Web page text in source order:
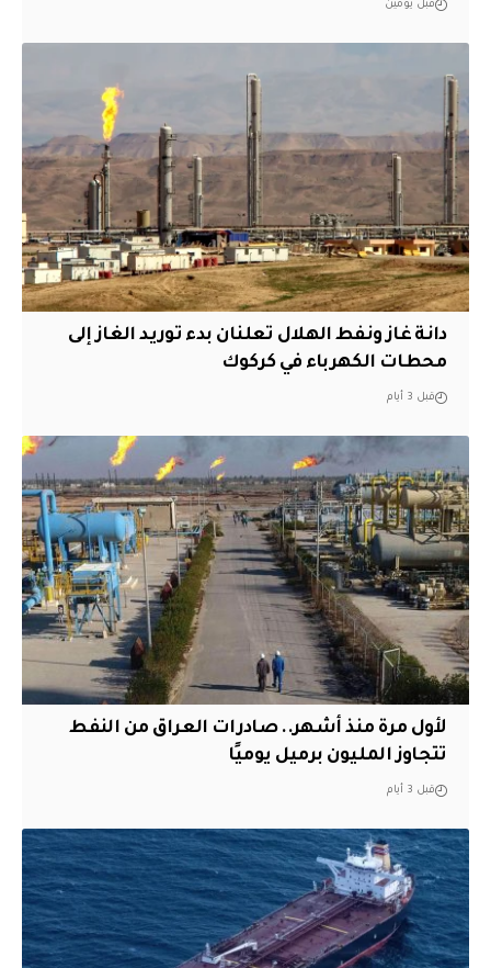
قبل يومين
دانة غاز ونفط الهلال تعلنان بدء توريد الغاز إلى
محطات الكهرباء في كركوك
قبل 3 أيام
لأول مرة منذ أشهر.. صادرات العراق من النفط
تتجاوز المليون برميل يوميًا
قبل 3 أيام